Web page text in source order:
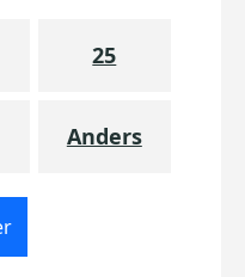
25
Anders